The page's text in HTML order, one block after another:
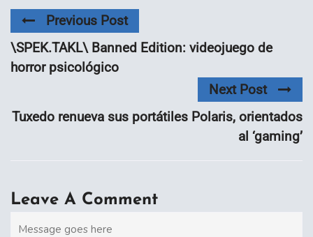
Previous Post
\SPEK.TAKL\ Banned Edition: videojuego de
horror psicológico
Next Post
Tuxedo renueva sus portátiles Polaris, orientados
al ‘gaming’
Leave A Comment